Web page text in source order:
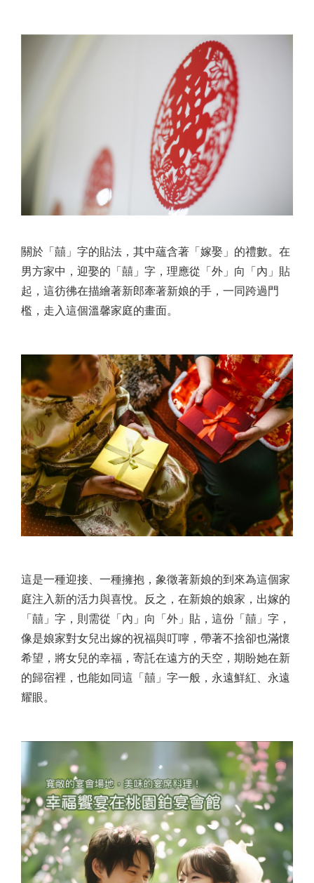
關於「囍」字的貼法，其中蘊含著「嫁娶」的禮數。在
男方家中，迎娶的「囍」字，理應從「外」向「內」貼
起，這彷彿在描繪著新郎牽著新娘的手，一同跨過門
檻，走入這個溫馨家庭的畫面。
這是一種迎接、一種擁抱，象徵著新娘的到來為這個家
庭注入新的活力與喜悅。反之，在新娘的娘家，出嫁的
「囍」字，則需從「內」向「外」貼，這份「囍」字，
像是娘家對女兒出嫁的祝福與叮嚀，帶著不捨卻也滿懷
希望，將女兒的幸福，寄託在遠方的天空，期盼她在新
的歸宿裡，也能如同這「囍」字一般，永遠鮮紅、永遠
耀眼。